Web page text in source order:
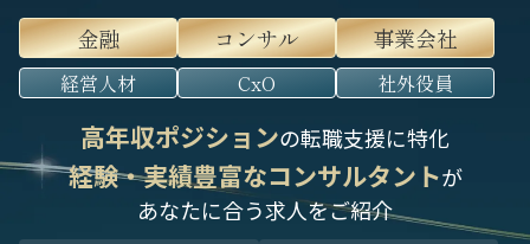
金融
コンサル 事業会社
経営人材 CxO 社外役員
高年収ポジションの転職支援に特化
経験・実績豊富なコンサルタントが
あなたに合う求人をご紹介